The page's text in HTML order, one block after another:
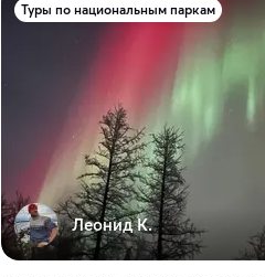
Туры по национальным паркам
Леонид К.